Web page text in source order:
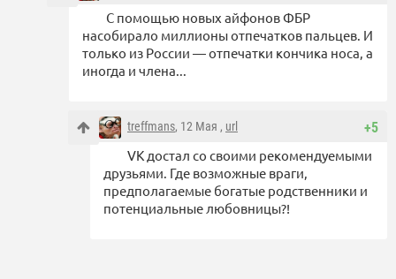
С помощью новых айфонов ФБР
насобирало миллионы отпечатков пальцев. И
только из России — отпечатки кончика носа, а
иногда и члена...
+5
treffmans, 12 Мая , url
VК достал со своими рекомендуемыми
друзьями. Где возможные враги,
предполагаемые богатые родственники и
потенциальные любовницы?!